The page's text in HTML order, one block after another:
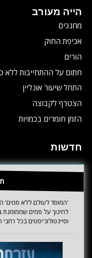
הייה מעורב
מחנכים
אכיפת החוק
הורים
חתום על ההתחייבות ללא
התחל שיעור אונליין
הצטרף לקבוצה
הזמן חומרים בכמויות
חדשות
'המוסד לעולם ללא סמים'
וסיינטולוג'יסטים בכל